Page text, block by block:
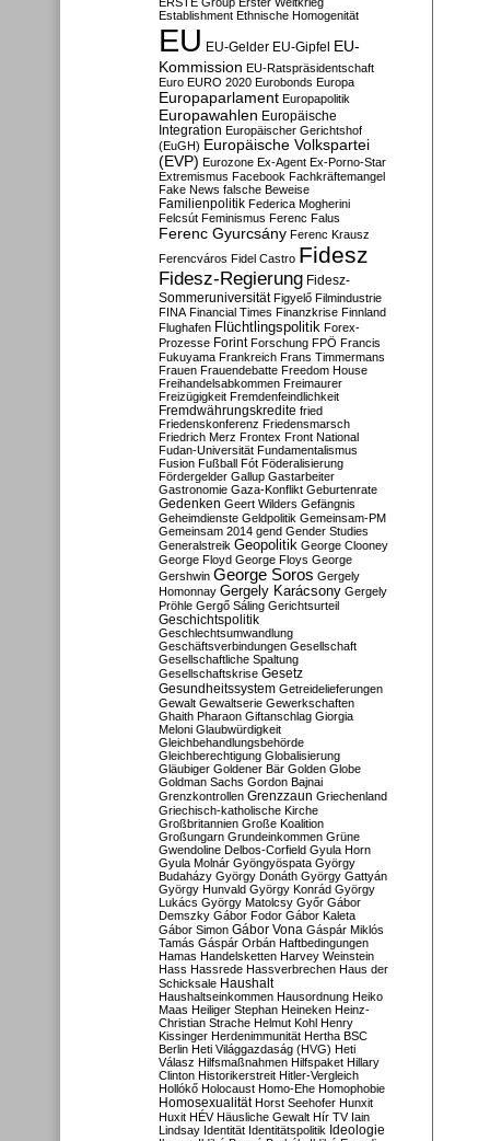
Establishment Ethnische Homogenität
EU EU-Gelder EU-Gipfel EU-
Kommission EU-Ratspräsidentschaft
Euro EURO 2020 Eurobonds Europa
Europaparlament Europapolitik
Europawahlen Europäische
Integration Europäischer Gerichtshof
(EuGH) Europäische Volkspartei
(EVP) Eurozone Ex-Agent Ex-Porno-Star
Extremismus Facebook Fachkräftemangel
Fake News falsche Beweise
Familienpolitik Federica Mogherini
Felcsút Feminismus Ferenc Falus
Ferenc Gyurcsány Ferenc Krausz
Ferencváros Fidel Castro Fidesz
Fidesz-Regierung Fidesz-
Sommeruniversität Figyelő Filmindustrie
FINA Financial Times Finanzkrise Finnland
Flughafen Flüchtlingspolitik Forex-
Prozesse Forint Forschung FPÖ Francis
Fukuyama Frankreich Frans Timmermans
Frauen Frauendebatte Freedom House
Freihandelsabkommen Freimaurer
Freizügigkeit Fremdenfeindlichkeit
Fremdwährungskredite fried
Friedenskonferenz Friedensmarsch
Friedrich Merz Frontex Front National
Fudan-Universität Fundamentalismus
Fusion Fußball Fót Föderalisierung
Fördergelder Gallup Gastarbeiter
Gastronomie Gaza-Konflikt Geburtenrate
Gedenken Geert Wilders Gefängnis
Geheimdienste Geldpolitik Gemeinsam-PM
Gemeinsam 2014 gend Gender Studies
Generalstreik Geopolitik George Clooney
George Floyd George Floys George
Gershwin George Soros Gergely
Homonnay Gergely Karácsony Gergely
Pröhle Gergő Sáling Gerichtsurteil
Geschichtspolitik
Geschlechtsumwandlung
Geschäftsverbindungen Gesellschaft
Gesellschaftliche Spaltung
Gesellschaftskrise Gesetz
Gesundheitssystem Getreidelieferungen
Gewalt Gewaltserie Gewerkschaften
Ghaith Pharaon Giftanschlag Giorgia
Meloni Glaubwürdigkeit
Gleichbehandlungsbehörde
Gleichberechtigung Globalisierung
Gläubiger Goldener Bär Golden Globe
Goldman Sachs Gordon Bajnai
Grenzkontrollen Grenzzaun Griechenland
Griechisch-katholische Kirche
Großbritannien Große Koalition
Großungarn Grundeinkommen Grüne
Gwendoline Delbos-Corfield Gyula Horn
Gyula Molnár Gyöngyöspata György
Budaházy György Donáth György Gattyán
György Hunvald György Konrád György
Lukács György Matolcsy Győr Gábor
Demszky Gábor Fodor Gábor Kaleta
Gábor Simon Gábor Vona Gáspár Miklós
Tamás Gáspár Orbán Haftbedingungen
Hamas Handelsketten Harvey Weinstein
Hass Hassrede Hassverbrechen Haus der
Schicksale Haushalt
Haushaltseinkommen Hausordnung Heiko
Maas Heiliger Stephan Heineken Heinz-
Christian Strache Helmut Kohl Henry
Kissinger Herdenimmunität Hertha BSC
Berlin Heti Világgazdaság (HVG) Heti
Válasz Hilfsmaßnahmen Hilfspaket Hillary
Clinton Historikerstreit Hitler-Vergleich
Hollókő Holocaust Homo-Ehe Homophobie
Homosexualität Horst Seehofer Hunxit
Huxit HÉV Häusliche Gewalt Hír TV Iain
Lindsay Identität Identitätspolitik Ideologie